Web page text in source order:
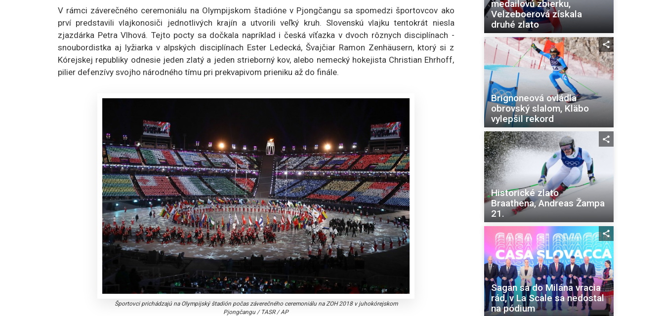
V rámci záverečného ceremoniálu na Olympijskom štadióne v Pjongčangu sa spomedzi športovcov ako
prví predstavili vlajkonosiči jednotlivých krajín a utvorili veľký kruh. Slovenskú vlajku tentokrát niesla
zjazdárka Petra Vlhová. Tejto pocty sa dočkala napríklad i česká víťazka v dvoch rôznych disciplínach -
snoubordistka aj lyžiarka v alpských disciplínach Ester Ledecká, Švajčiar Ramon Zenhäusern, ktorý si z
Kórejskej republiky odnesie jeden zlatý a jeden strieborný kov, alebo nemecký hokejista Christian Ehrhoff,
pilier defenzívy svojho národného tímu pri prekvapivom prieniku až do finále.
Športovci prichádzajú na Olympijský štadión počas záverečného ceremoniálu na ZOH 2018 v juhokórejskom
Pjongčangu/ TASR / AP
medailovú zbierku,
Velzeboerová získala
druhé zlato
Brignoneová ovládla
obrovský slalom, Kläbo
vylepšil rekord
Historické zlato
Braathena, Andreas Žampa
21.
Sagan sa do Milána vracia
rád, v La Scale sa nedostal
na pódium